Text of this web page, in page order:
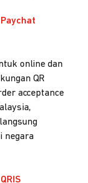
Paychat
online dan
QR
acceptance
negara